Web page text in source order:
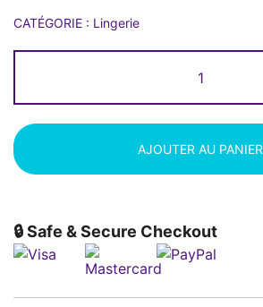
CATÉGORIE : Lingerie
de
Triangles
sans
armatures
Etam
AJOUTER AU PANIER
🔒 Safe & Secure Checkout